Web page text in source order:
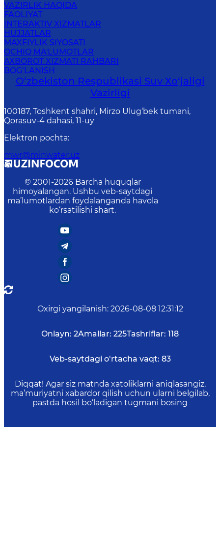
VAZIRLIK HAQIDA
FAOLIYAT
INTERAKTIV XIZMATLAR
HUJJATLAR
MAXFIYLIK SIYOSATI
OCHIQ MA'LUMOTLAR
AXBOROT XIZMATI RAHBARI
BOG‘LANISH
O‘zbekiston Respublikasi Suv Хo‘jaligi
Vazirligi
100187, Toshkent shahri, Mirzo Ulug‘bek tumani,
Qorasuv-4 dahasi, 11-uy
Elektron pochta:
mwr@minwater.uz
© 2001-2026 Barcha huquqlar
himoyalangan. Ushbu veb-saytdagi
ma’lumotlardan foydalanganda havola
ko‘rsatilishi shart.
Oxirgi yangilanish: 2026-08-08 12:31:12
Onlayn: 2Amallar: 225Tashriflar: 118
Veb-saytdagi o‘rtacha vaqt: 83
Diqqat! Agar siz matnda xatoliklarni aniqlasangiz,
ma’muriyatni xabardor qilish uchun ularni belgilab,
pastda hosil bo‘ladigan tugmani bosing